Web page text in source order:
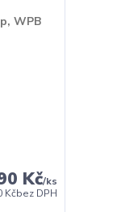
Kč/ks
Kčbez DPH